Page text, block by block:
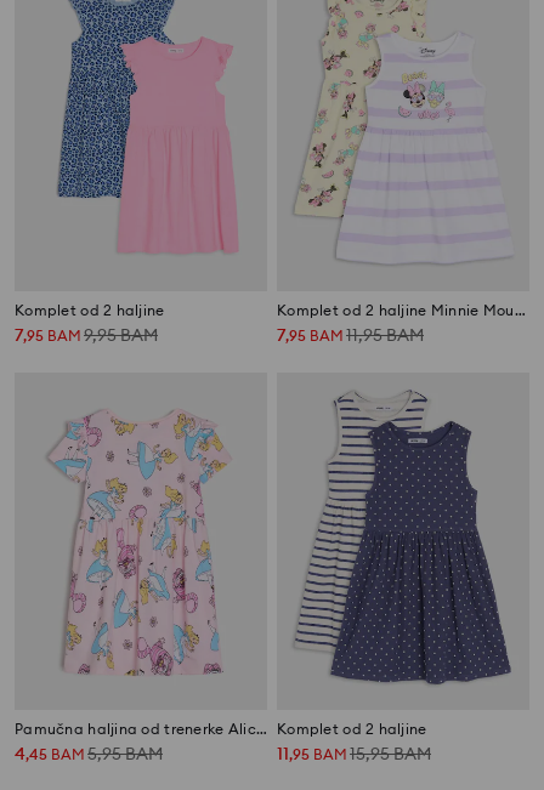
Komplet od 2 haljine
7,95 BAM 9,95BAM
Komplet od 2 haljine Minnie Mouse
7,95 BAM 11,95BAM
Pamučna haljina od trenerke Alice in Wonderland
4,45 BAM 5,95BAM
Komplet od 2 haljine
11,95 BAM 15,95BAM